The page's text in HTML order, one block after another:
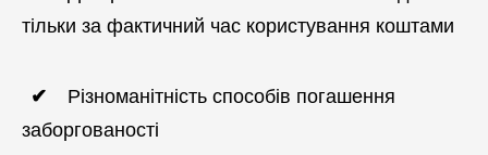
тільки за фактичний час користування коштами
Різноманітність способів погашення
заборгованості